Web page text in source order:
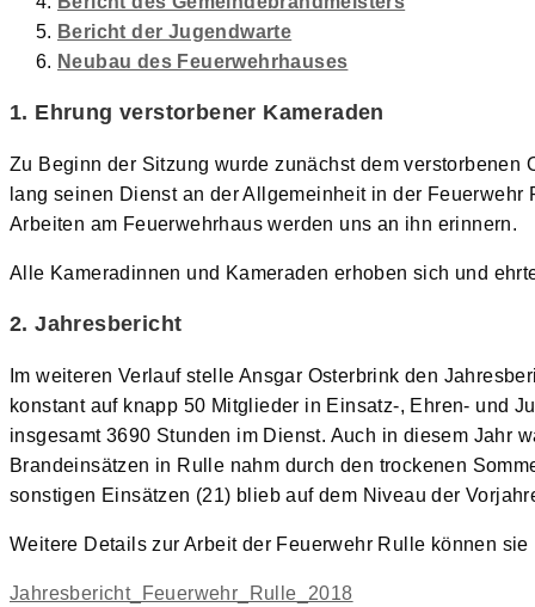
Bericht der Jugendwarte
Neubau des Feuerwehrhauses
1. Ehrung verstorbener Kameraden
Zu Beginn der Sitzung wurde zunächst dem
lang seinen Dienst an der Allgemeinheit in der
Arbeiten am Feuerwehrhaus werden uns an ihn erinnern.
Alle Kameradinnen und Kameraden erhoben sich und
2. Jahresbericht
Im weiteren Verlauf stelle Ansgar Osterbrink den
konstant auf knapp 50 Mitglieder in Einsatz-, Ehren- und
insgesamt 3690 Stunden im Dienst. Auch in diesem Jahr
Brandeinsätzen in Rulle nahm durch den trockenen
sonstigen Einsätzen (21) blieb auf dem Niveau der
Weitere Details zur Arbeit der Feuerwehr Rulle können
Jahresbericht_Feuerwehr_Rulle_2018